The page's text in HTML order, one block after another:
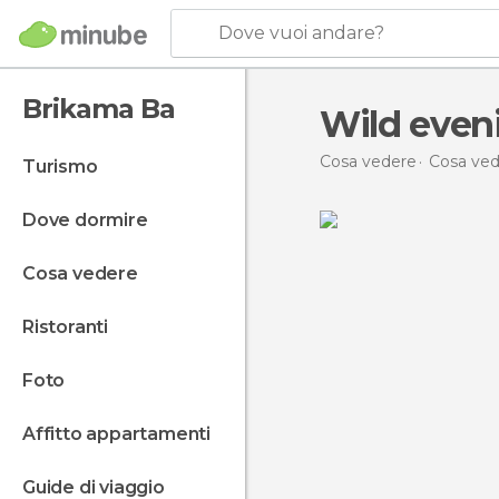
Dove vuoi andare?
Brikama Ba
turismo
dove dormire
cosa vedere
ristoranti
foto
affitto appartamenti
guide di viaggio
Wild
Cosa vedere Cosa